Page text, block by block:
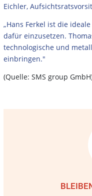
Eichler,
„Hans Ferkel ist die
dafür einzusetzen.
technologische und
einbringen."
(Quelle: SMS group